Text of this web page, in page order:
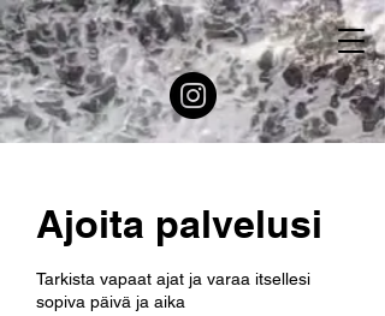
Ajoita palvelusi
Tarkista vapaat ajat ja varaa itsellesi
sopiva päivä ja aika